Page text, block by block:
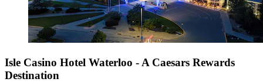
Isle Casino Hotel Waterloo - A Caesars Rewards
Destination